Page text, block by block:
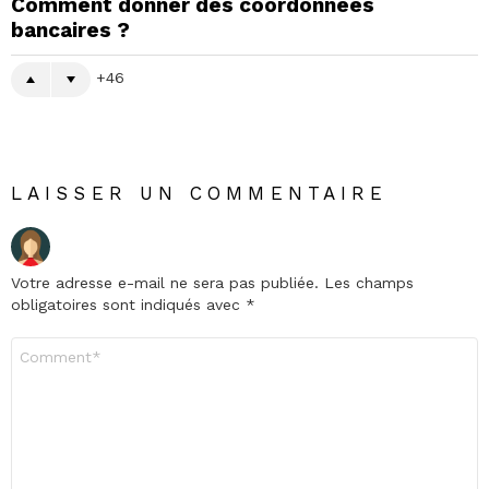
Comment donner des coordonnées
bancaires ?
46
LAISSER UN COMMENTAIRE
Votre adresse e-mail ne sera pas publiée. Les champs
obligatoires sont indiqués avec *